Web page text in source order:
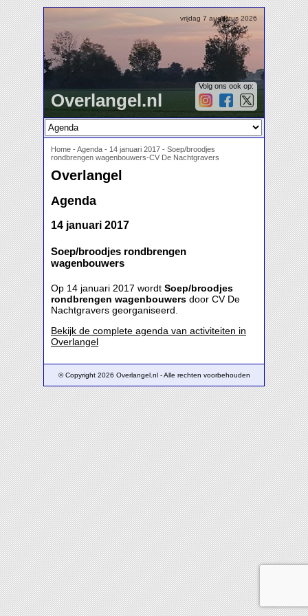
vrijdag 7 augustus 2026
Overlangel.nl
Volg ons ook op:
Home -Agenda - 14 januari 2017 - Soep/broodjes
rondbrengen wagenbouwers-CV De Nachtgravers
Overlangel
Agenda
14 januari 2017
Soep/broodjes rondbrengen
wagenbouwers
Op 14 januari 2017 wordt Soep/broodjes
rondbrengen wagenbouwers door CV De
Nachtgravers georganiseerd.
Bekijk de complete agenda van activiteiten in
Overlangel
© Copyright 2026 Overlangel.nl - Alle rechten voorbehouden